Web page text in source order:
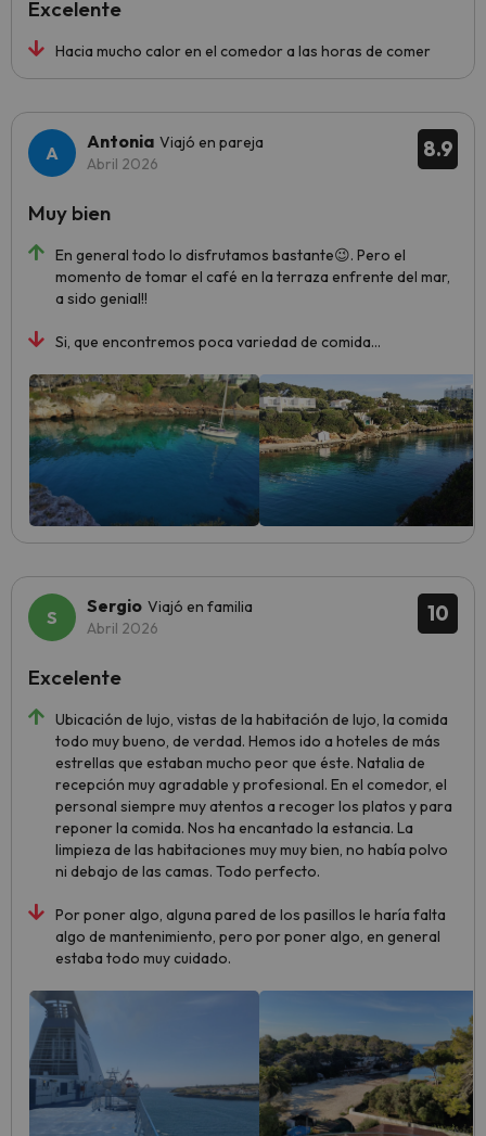
Hacia mucho calor en el comedor a las horas de comer
Excelente
8.9
Antonia Viajó en pareja
Abril 2026
En general todo lo disfrutamos bastante😉. Pero el
momento de tomar el café en la terraza enfrente del mar,
a sido genial!!
Si, que encontremos poca variedad de comida...
Muy bien
10
Sergio Viajó en familia
Abril 2026
Ubicación de lujo, vistas de la habitación de lujo, la comida
todo muy bueno, de verdad. Hemos ido a hoteles de más
estrellas que estaban mucho peor que éste. Natalia de
recepción muy agradable y profesional. En el comedor, el
personal siempre muy atentos a recoger los platos y para
reponer la comida. Nos ha encantado la estancia. La
limpieza de las habitaciones muy muy bien, no había polvo
ni debajo de las camas. Todo perfecto.
Por poner algo, alguna pared de los pasillos le haría falta
algo de mantenimiento, pero por poner algo, en general
estaba todo muy cuidado.
Excelente